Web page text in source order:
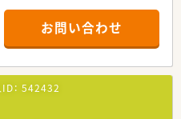
のでご自身の状況にあわせて就業
お問い合わせ
： 542432